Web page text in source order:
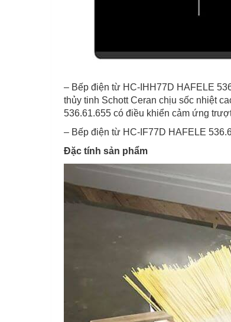
– Bếp điện từ HC-IHH77D HAFELE
thủy tinh Schott Ceran chịu sốc nhiệt
536.61.655 có điều khiển cảm ứng
– Bếp điện từ HC-IF77D HAFELE
Đặc tính sản phẩm